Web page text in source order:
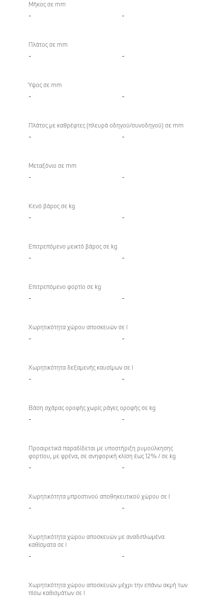
ΒάρηΜήκος σε mm
- -
Πλάτος σε mm
- -
Ύψος σε mm
- -
Πλάτος με καθρέφτες (πλευρά οδηγού/συνοδηγού) σε mm
- -
Μεταξόνιο σε mm
- -
Κενό βάρος σε kg
- -
Επιτρεπόμενο μεικτό βάρος σε kg
- -
Επιτρεπόμενο φορτίο σε kg
- -
Χωρητικότητα χώρου αποσκευών σε l
- -
Χωρητικότητα δεξαμενής καυσίμων σε l
- -
Βάση σχάρας οροφής χωρίς ράγες οροφής σε kg
- -
Προαιρετικά παραδίδεται με υποστήριξη ρυμούλκησης
φορτίου, με φρένα, σε ανηφορική κλίση έως 12% / σε kg
- -
Χωρητικότητα μπροστινού αποθηκευτικού χώρου σε l
- -
Χωρητικότητα χώρου αποσκευών με αναδιπλωμένα
καθίσματα σε l
- -
Χωρητικότητα χώρου αποσκευών μέχρι την επάνω ακμή των
πίσω καθισμάτων σε l